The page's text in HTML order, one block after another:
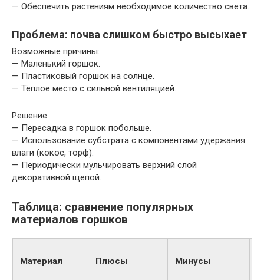
— Обеспечить растениям необходимое количество света.
Проблема: почва слишком быстро высыхает
Возможные причины:
— Маленький горшок.
— Пластиковый горшок на солнце.
— Тёплое место с сильной вентиляцией.
Решение:
— Пересадка в горшок побольше.
— Использование субстрата с компонентами удержания
влаги (кокос, торф).
— Периодически мульчировать верхний слой
декоративной щепой.
Таблица: сравнение популярных
материалов горшков
Материал Плюсы Минусы